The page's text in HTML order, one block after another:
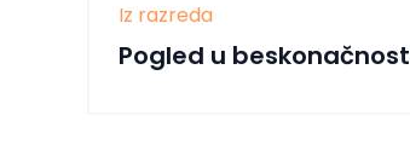
Iz razreda
Pogled u beskonačnost